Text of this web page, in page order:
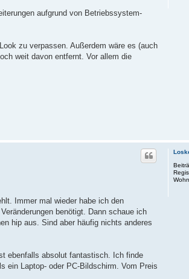
aufgrund von Betriebssystem-
zu verpassen. Außerdem wäre es (auch
weit davon entfernt. Vor allem die
Immer mal wieder habe ich den
benötigt. Dann schaue ich
hip aus. Sind aber häufig nichts anderes
ebenfalls absolut fantastisch. Ich finde
ein Laptop- oder PC-Bildschirm. Vom Preis